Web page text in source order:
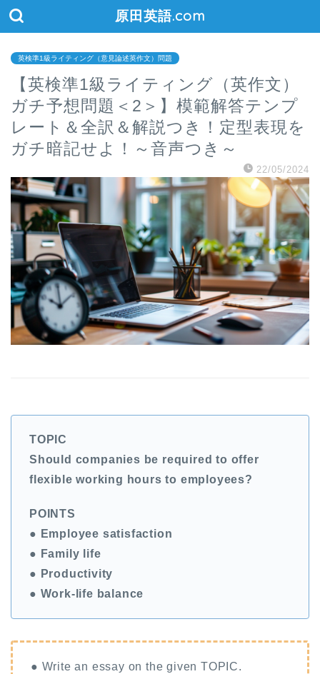
原田英語.com
英検準1級ライティング（意見論述英作文）問題
【英検準1級ライティング（英作文）
ガチ予想問題＜2＞】模範解答テンプ
レート＆全訳＆解説つき！定型表現を
ガチ暗記せよ！～音声つき～
22/05/2024
TOPIC
Should companies be required to offer
flexible working hours to employees?
POINTS
● Employee satisfaction
● Family life
● Productivity
● Work-life balance
● Write an essay on the given TOPIC.